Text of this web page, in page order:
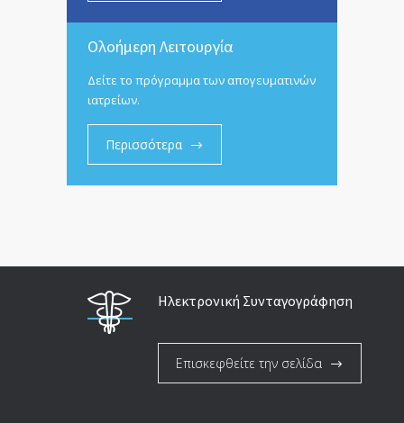
Ολοήμερη Λειτουργία
Δείτε το πρόγραμμα των απογευματινών
ιατρείων.
Περισσότερα
Ηλεκτρονική Συνταγογράφηση
Επισκεφθείτε την σελίδα